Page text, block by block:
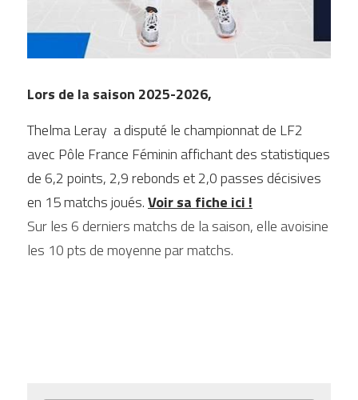
Lors de la saison 2025-2026,
Thelma Leray  a disputé le championnat de LF2
avec Pôle France Féminin affichant des statistiques
de 6,2 points, 2,9 rebonds et 2,0 passes décisives
en 15 matchs joués. Voir sa fiche ici !
Sur les 6 derniers matchs de la saison, elle avoisine
les 10 pts de moyenne par matchs.